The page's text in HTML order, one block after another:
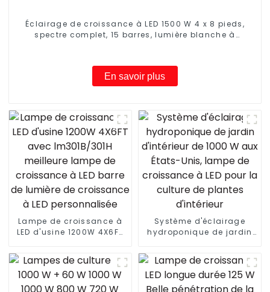
Éclairage de croissance à LED 1500 W 4 x 8 pieds,
spectre complet, 15 barres, lumière blanche à
En savoir plus
Lampe de croissance à
LED d'usine 1200W 4X6FT
croissance à LED barre
de lumière de croissance
à LED personnalisée
Système d'éclairage
hydroponique de jardin
croissance à LED pour la
culture de plantes
d'intérieur